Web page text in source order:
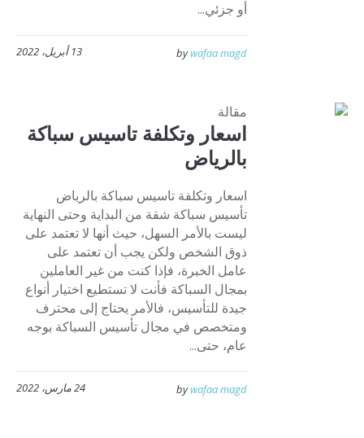
أو جزئي...
13 أبريل، 2022 bywafaa magd
مقالة
اسعار وتكلفة تاسيس سباكة
بالرياض
اسعار وتكلفة تاسيس سباكة بالرياض
تأسيس سباكة شقة من البداية وحتى النهاية
ليست بالأمر السهل، حيث أنها لا تعتمد على
ذوق الشخص ولكن يجب أن تعتمد على
عامل الخبرة، فإذا كنت من غير العاملين
بمجال السباكة فأنت لا تستطيع اختيار أنواع
جيدة للتأسيس، فالأمر يحتاج إلى محترف
ومتخصص في مجال تأسيس السباكة بوجه
عام، حتى...
24 مارس، 2022 bywafaa magd